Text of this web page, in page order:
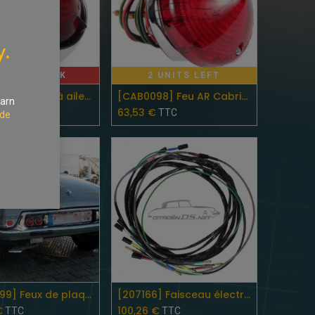
OF STOCK
[CAB0097] Feu AR à aileron Cabriolet jusque 1967
TTC
2 UNITS LEFT
Add to Cart
[CAB0098] Feu AR Cabriolet
63,53 € TTC
Add to Cart
[CAB0099] Feux de plaque d´immatriculation Cabriolet, la paire
TTC
Add to Cart
[207166] Faisceau électrique dans aile AVG 1962 - 7/67
100,26 € TTC